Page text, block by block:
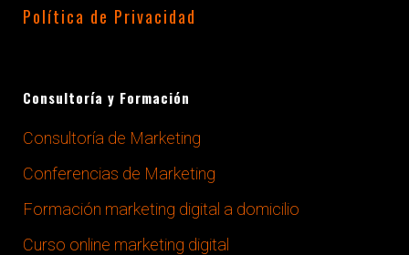
Política de Privacidad
Consultoría y Formación
Consultoría de Marketing
Conferencias de Marketing
Formación marketing digital a domicilio
Curso online marketing digital